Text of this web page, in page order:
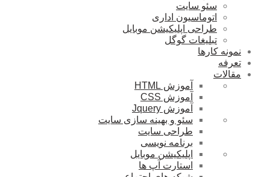
سئو سایت
اتوماسیون اداری
طراحی اپلیکیشن موبایل
تبلیغات گوگل
نمونه کارها
تعرفه
مقالات
آموزش HTML
آموزش CSS
آموزش Jquery
سئو و بهینه سازی سایت
طراحی سایت
برنامه نویسی
اپلیکیشن موبایل
استارت آپ ها